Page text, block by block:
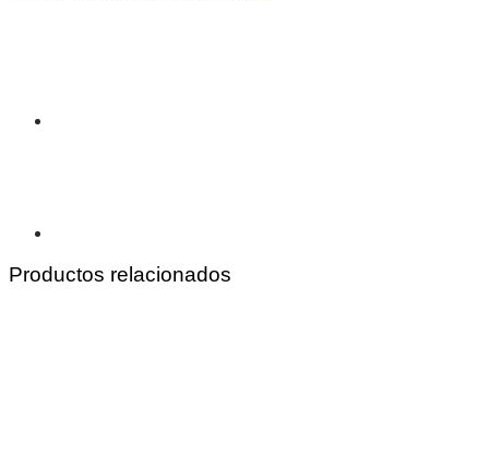
Productos relacionados